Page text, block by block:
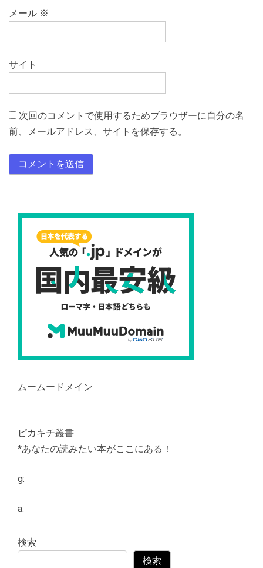
メール ※
サイト
次回のコメントで使用するためブラウザーに自分の名
前、メールアドレス、サイトを保存する。
ムームードメイン
ピカキチ叢書
*あなたの読みたい本がここにある！
g:
a:
検索
検索